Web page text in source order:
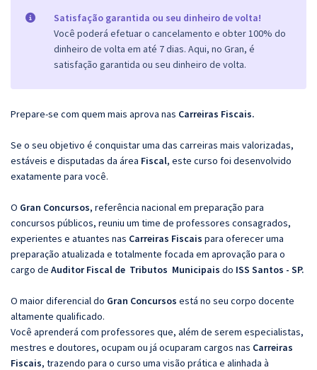
Satisfação garantida ou seu dinheiro de volta!
Você poderá efetuar o cancelamento e obter 100% do
dinheiro de volta em até 7 dias. Aqui, no Gran, é
satisfação garantida ou seu dinheiro de volta.
Prepare-se com quem mais aprova nas Carreiras Fiscais.
Se o seu objetivo é conquistar uma das carreiras mais valorizadas,
estáveis e disputadas da área Fiscal, este curso foi desenvolvido
exatamente para você.
O Gran Concursos, referência nacional em preparação para
concursos públicos, reuniu um time de professores consagrados,
experientes e atuantes nas Carreiras Fiscais para oferecer uma
preparação atualizada e totalmente focada em aprovação para o
cargo de Auditor Fiscal de Tributos Municipais do ISS Santos - SP.
O maior diferencial do Gran Concursos está no seu corpo docente
altamente qualificado.
Você aprenderá com professores que, além de serem especialistas,
mestres e doutores, ocupam ou já ocuparam cargos nas Carreiras
Fiscais, trazendo para o curso uma visão prática e alinhada à